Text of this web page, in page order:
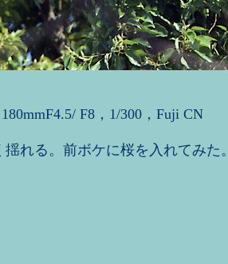
F8，1/300，Fuji CN
れる。前ボケに桜を入れてみた。